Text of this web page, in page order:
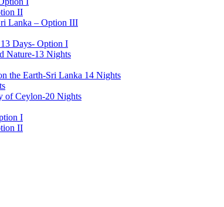
II
Lanka – Option III
Days- Option I
Nature-13 Nights
the Earth-Sri Lanka 14 Nights
of Ceylon-20 Nights
I
II